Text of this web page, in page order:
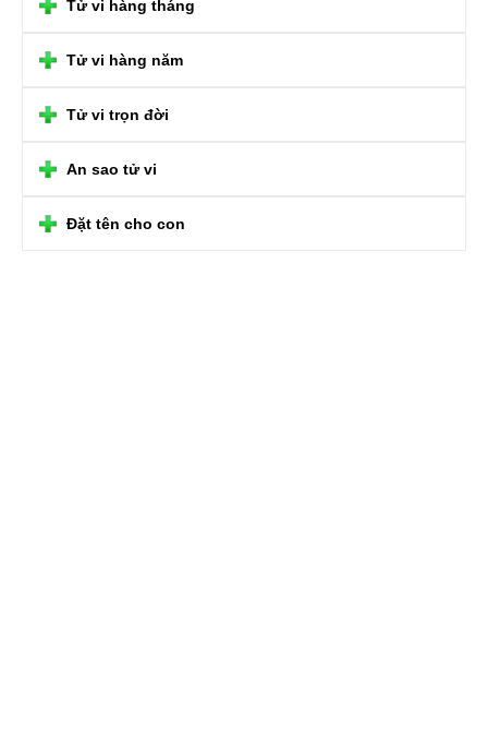
Tử vi hàng tháng
Tử vi hàng năm
Tử vi trọn đời
An sao tử vi
Đặt tên cho con